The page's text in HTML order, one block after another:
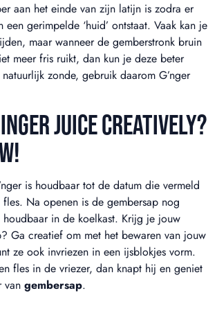
aan het einde van zijn latijn is zodra er
een gerimpelde ‘huid’ ontstaat. Vaak kan je
maar wanneer de gemberstronk bruin
meer fris ruikt, dan kun je deze beter
zonde, gebruik daarom G’nger
JUICE CREATIVELY?
is houdbaar tot de datum die vermeld
Na openen is de gembersap nog
houdbaar in de koelkast. Krijg je jouw
Ga creatief om met het bewaren van jouw
ze ook invriezen in een ijsblokjes vorm.
fles in de vriezer, dan knapt hij en geniet
van gembersap.